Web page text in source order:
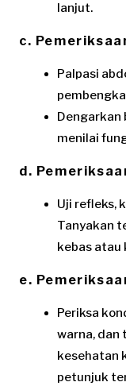
lanjut.
c.
Palpasi
Dengarkan
menilai
d.
Uji refleks,
Tanyakan
kebas atau
e.
Periksa
warna, dan
kesehatan
petunjuk